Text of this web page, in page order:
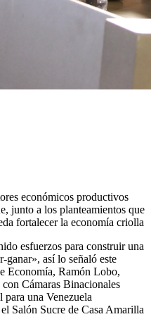
económicos productivos
junto a los planteamientos que
fortalecer la economía criolla
esfuerzos para construir una
ganar», así lo señaló este
Economía, Ramón Lobo,
Cámaras Binacionales
una Venezuela
Salón Sucre de Casa Amarilla